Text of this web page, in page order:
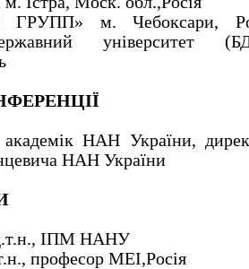
м. Чебоксари,
університет
НАН України,
НАН України
ІПМ НАНУ
професор МЕІ,Росія